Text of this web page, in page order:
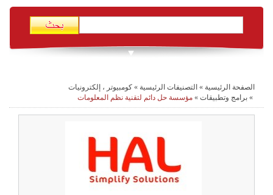
الصفحة الرئيسية » التصنيفات الرئيسية » كومبيوتر ، إلكترونيات
» برامج وتطبيقات » مؤسسة حل دائم لتقنية نظم المعلومات